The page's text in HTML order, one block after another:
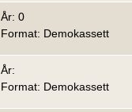
År: 0
Format: Demokassett
År:
Format: Demokassett